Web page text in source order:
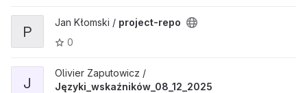
P
Jan Kłomski / project-repo
0
J
Olivier Zaputowicz /
Języki_wskaźników_08_12_2025